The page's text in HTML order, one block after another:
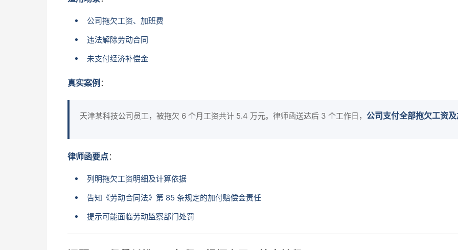
公司拖欠工资、加班费
违法解除劳动合同
未支付经济补偿金
真实案例 ：
天津某科技公司员工，被拖欠 6 个月工资共计 5.4 万元。律师函送达后 3 个工作日， 公司支付全部拖欠工资
律师函要点：
列明拖欠工资明细及计算依据
告知《劳动合同法》第 85 条规定的加付赔偿金责任
提示可能面临劳动监察部门处罚